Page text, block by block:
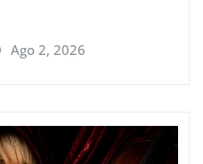
Ago 2, 2026